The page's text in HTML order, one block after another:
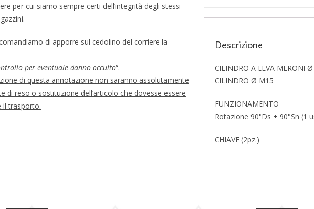
per cui siamo sempre certi dell’integrità degli stessi
di apporre sul cedolino del corriere la
per eventuale danno occulto“.
di questa annotazione non saranno assolutamente
di reso o sostituzione dell’articolo che dovesse essere
il trasporto.
Descrizione
CILINDRO A LEVA MERONI
CILINDRO Ø M15
FUNZIONAMENTO
Rotazione 90°Ds + 90°Sn (1
CHIAVE (2pz.)